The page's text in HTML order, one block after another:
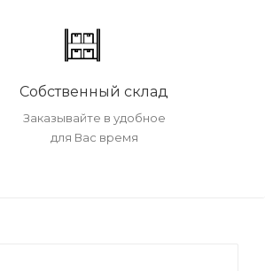
Собственный склад
Заказывайте в удобное
для Вас время